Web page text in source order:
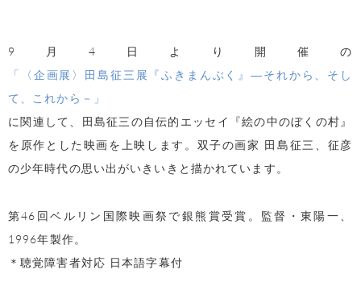
9月4日より開催の
「〈企画展〉田島征三展『ふきまんぶく』―それから、そし
て、これから－」
に関連して、田島征三の自伝的エッセイ『絵の中のぼくの村』
を原作とした映画を上映します。双子の画家 田島征三、征彦
の少年時代の思い出がいきいきと描かれています。
第46回ベルリン国際映画祭で銀熊賞受賞。監督・東陽一、
1996年製作。
＊聴覚障害者対応 日本語字幕付